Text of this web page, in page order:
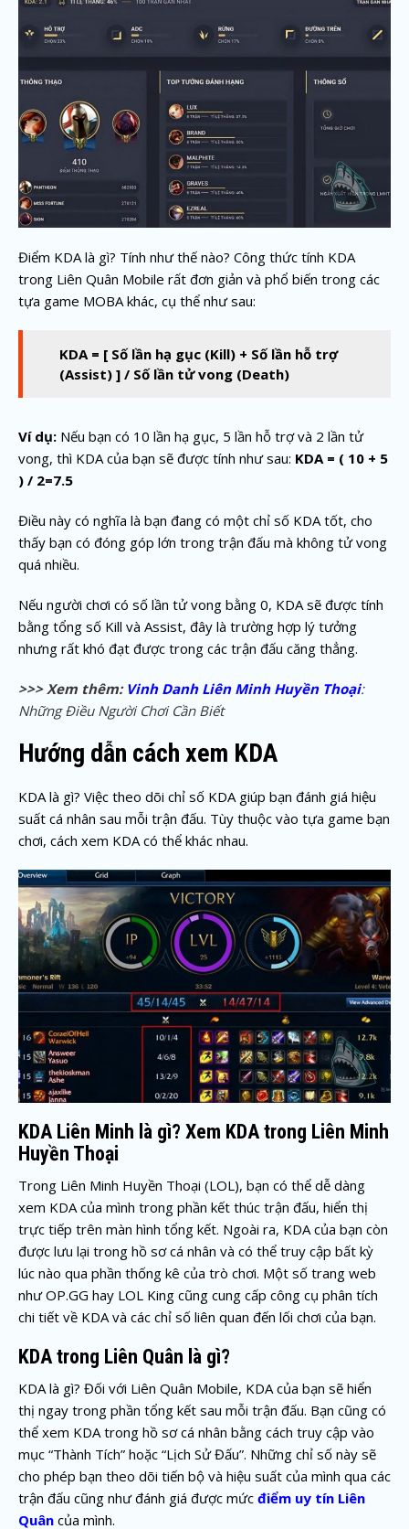
Điểm KDA là gì? Tính như thế nào? Công thức tính KDA
trong Liên Quân Mobile rất đơn giản và phổ biến trong các
tựa game MOBA khác, cụ thể như sau:
KDA = [ Số lần hạ gục (Kill) + Số lần hỗ trợ
(Assist) ] / Số lần tử vong (Death)
Ví dụ: Nếu bạn có 10 lần hạ gục, 5 lần hỗ trợ và 2 lần tử
vong, thì KDA của bạn sẽ được tính như sau: KDA = ( 10 + 5
) / 2=7.5
Điều này có nghĩa là bạn đang có một chỉ số KDA tốt, cho
thấy bạn có đóng góp lớn trong trận đấu mà không tử vong
quá nhiều.
Nếu người chơi có số lần tử vong bằng 0, KDA sẽ được tính
bằng tổng số Kill và Assist, đây là trường hợp lý tưởng
nhưng rất khó đạt được trong các trận đấu căng thẳng.
>>> Xem thêm: Vinh Danh Liên Minh Huyền Thoại:
Những Điều Người Chơi Cần Biết
Hướng dẫn cách xem KDA
KDA là gì? Việc theo dõi chỉ số KDA giúp bạn đánh giá hiệu
suất cá nhân sau mỗi trận đấu. Tùy thuộc vào tựa game bạn
chơi, cách xem KDA có thể khác nhau.
KDA Liên Minh là gì? Xem KDA trong Liên Minh
Huyền Thoại
Trong Liên Minh Huyền Thoại (LOL), bạn có thể dễ dàng
xem KDA của mình trong phần kết thúc trận đấu, hiển thị
trực tiếp trên màn hình tổng kết. Ngoài ra, KDA của bạn còn
được lưu lại trong hồ sơ cá nhân và có thể truy cập bất kỳ
lúc nào qua phần thống kê của trò chơi. Một số trang web
như OP.GG hay LOL King cũng cung cấp công cụ phân tích
chi tiết về KDA và các chỉ số liên quan đến lối chơi của bạn.
KDA trong Liên Quân là gì?
KDA là gì? Đối với Liên Quân Mobile, KDA của bạn sẽ hiển
thị ngay trong phần tổng kết sau mỗi trận đấu. Bạn cũng có
thể xem KDA trong hồ sơ cá nhân bằng cách truy cập vào
mục “Thành Tích” hoặc “Lịch Sử Đấu”. Những chỉ số này sẽ
cho phép bạn theo dõi tiến bộ và hiệu suất của mình qua các
trận đấu cũng như đánh giá được mức điểm uy tín Liên
Quân của mình.